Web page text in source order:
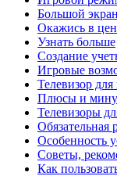
Большой экран
Окажись в
Узнать больше
Создание
Игровые
Телевизор
Плюсы и
Телевизоры
Обязательная
Особенность
Советы,
Как